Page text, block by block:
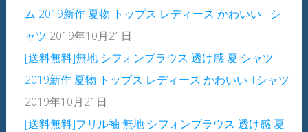
ム 2019新作 夏物 トップス レディース かわいい Tシ
ャツ 2019年10月21日
[送料無料]無地 シフォンブラウス 透け感 夏 シャツ
2019新作 夏物 トップス レディース かわいい Tシャツ
2019年10月21日
[送料無料]フリル袖 無地 シフォンブラウス 透け感 夏